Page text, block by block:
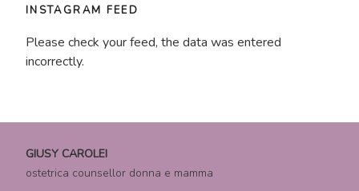
INSTAGRAM FEED
Please check your feed, the data was entered
incorrectly.
GIUSY CAROLEI
ostetrica counsellor donna e mamma